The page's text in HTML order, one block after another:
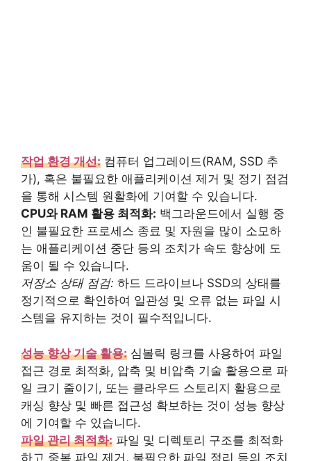
작업 환경 개선: 컴퓨터 업그레이드(RAM, SSD 추
가), 혹은 불필요한 애플리케이션 제거 및 정기 점검
을 통해 시스템 원활화에 기여할 수 있습니다.
CPU와 RAM 활용 최적화: 백그라운드에서 실행 중
인 불필요한 프로세스 종료 및 자원을 많이 소모하
는 애플리케이션 중단 등의 조치가 속도 향상에 도
움이 될 수 있습니다.
저장소 상태 점검: 하드 드라이브나 SSD의 상태를
정기적으로 확인하여 일관성 및 오류 없는 파일 시
스템을 유지하는 것이 필수적입니다.
성능 향상 기술 활용: 심볼릭 링크를 사용하여 파일
접근 경로 최적화, 압축 및 비압축 기술 활용으로 파
일 크기 줄이기, 또는 클라우드 스토리지 활용으로
캐싱 향상 및 빠른 접근성 확보하는 것이 성능 향상
에 기여할 수 있습니다.
파일 관리 최적화: 파일 및 디렉토리 구조를 최적화
하고 중복 파일 제거, 불필요한 파일 정리 등의 조치